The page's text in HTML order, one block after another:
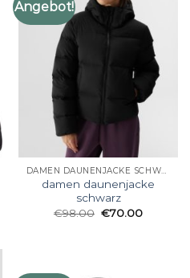
Angebot!
damen daunenjacke
schwarz
€98.00 €70.00